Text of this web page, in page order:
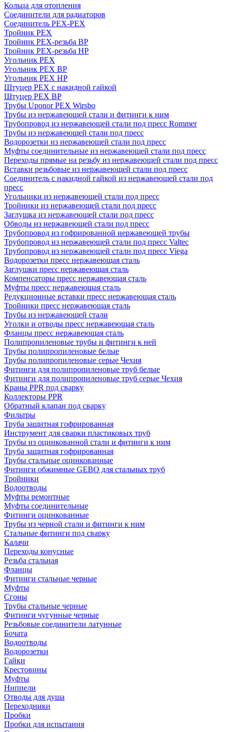
Кольца для отопления
Соединители для радиаторов
Соединитель PEX-PEX
Тройник PEX
Тройник PEX-резьба ВР
Тройник PEX-резьба НР
Угольник PEX
Угольник PEX ВР
Угольник PEX НР
Штуцер PEX c накидной гайкой
Штуцер PEX ВР
Трубы Uponor PEX Wirsbo
Трубы из нержавеющей стали и фитинги к ним
Трубопровод из нержавеющей стали под пресс Rommer
Трубы из нержавеющей стали под пресс
Водорозетки из нержавеющей стали под пресс
Муфты соединительные из нержавеющей стали под пресс
Переходы прямые на резьбу из нержавеющей стали под пресс
Вставки резьбовые из нержавеющей стали под пресс
Соединитель с накидной гайкой из нержавеющей стали под
пресс
Угольники из нержавеющей стали под пресс
Тройники из нержавеющей стали под пресс
Заглушка из нержавеющей стали под пресс
Обводы из нержавеющей стали под пресс
Трубопровод из гофрированной нержавеющей трубы
Трубопровод из нержавеющей стали под пресс Valtec
Трубопровод из нержавеющей стали под пресс Viega
Водорозетки пресс нержавеющая сталь
Заглушки пресс нержавеющая сталь
Компенсаторы пресс нержавеющая сталь
Муфты пресс нержавеющая сталь
Редукционные вставки пресс нержавеющая сталь
Тройники пресс нержавеющая сталь
Трубы из нержавеющей стали
Уголки и отводы пресс нержавеющая сталь
Фланцы пресс нержавеющая сталь
Полипропиленовые трубы и фитинги к ней
Трубы полипропиленовые белые
Трубы полипропиленовые серые Чехия
Фитинги для полипропиленовые труб белые
Фитинги для полипропиленовые труб серые Чехия
Краны PPR под сварку
Коллекторы PPR
Обратный клапан под сварку
Фильтры
Труба защитная гофрированная
Инструмент для сварки пластиковых труб
Трубы из оцинкованной стали и фитинги к ним
Труба защитная гофрированная
Трубы стальные оцинкованные
Фитинги обжимные GEBO для стальных труб
Тройники
Водоотводы
Муфты ремонтные
Муфты соединительные
Фитинги оцинкованные
Трубы из черной стали и фитинги к ним
Стальные фитинги под сварку
Калачи
Переходы конусные
Резьба стальная
Фланцы
Фитинги стальные черные
Муфты
Сгоны
Трубы стальные черные
Фитинги чугунные черные
Резьбовые соединители латунные
Бочата
Водоотводы
Водорозетки
Гайки
Крестовины
Муфты
Ниппели
Отводы для душа
Переходники
Пробки
Пробки для испытания